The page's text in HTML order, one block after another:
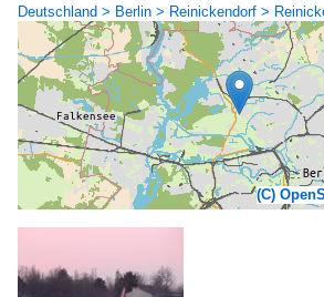
Deutschland > Berlin > Reinickendorf >
(C)